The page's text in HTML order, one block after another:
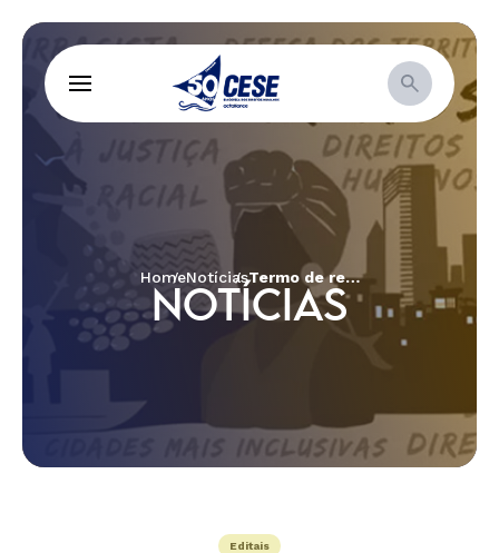
HomeNotícias Termo de referência: Contratação de pessoa jurídica especializada para técnico de projetos
NOTÍCIAS
Editais